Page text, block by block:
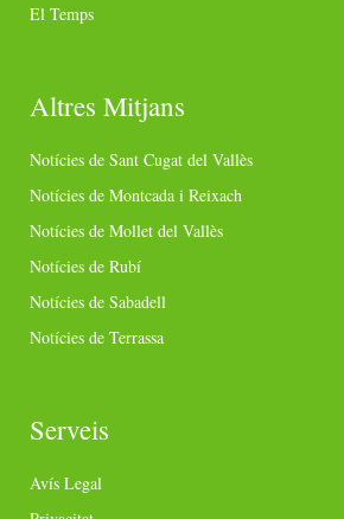
El Temps
Altres Mitjans
Notícies de Sant Cugat del Vallès
Notícies de Montcada i Reixach
Notícies de Mollet del Vallès
Notícies de Rubí
Notícies de Sabadell
Notícies de Terrassa
Serveis
Avís Legal